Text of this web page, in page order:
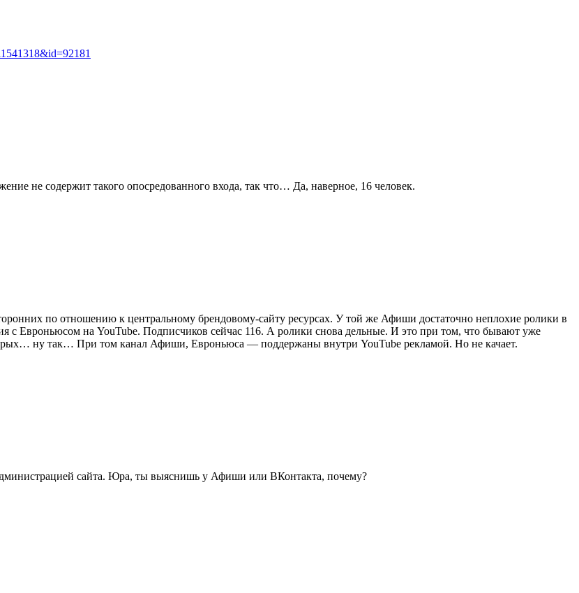
не содержит такого опосредованного входа, так что… Да, наверное, 16 человек.
по отношению к центральному брендовому-сайту ресурсах. У той же Афиши достаточно неплохие ролики в
с Евроньюсом на YouTube. Подписчиков сейчас 116. А ролики снова дельные. И это при том, что бывают уже
ну так… При том канал Афиши, Евроньюса — поддержаны внутри YouTube рекламой. Но не качает.
сайта. Юра, ты выяснишь у Афиши или ВКонтакта, почему?